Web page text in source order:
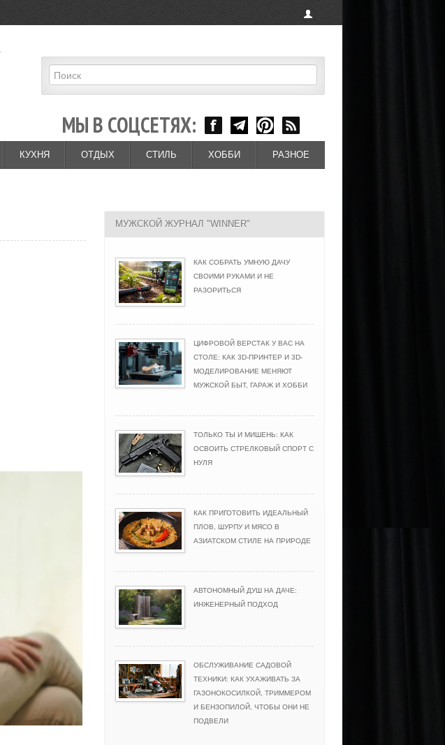
МЫ В СОЦСЕТЯХ:
КУХНЯ ОТДЫХ СТИЛЬ ХОББИ РАЗНОЕ
МУЖСКОЙ ЖУРНАЛ "WINNER"
КАК СОБРАТЬ УМНУЮ ДАЧУ
СВОИМИ РУКАМИ И НЕ
РАЗОРИТЬСЯ
ЦИФРОВОЙ ВЕРСТАК У ВАС НА
СТОЛЕ: КАК 3D-ПРИНТЕР И 3D-
МОДЕЛИРОВАНИЕ МЕНЯЮТ
МУЖСКОЙ БЫТ, ГАРАЖ И ХОББИ
ТОЛЬКО ТЫ И МИШЕНЬ: КАК
ОСВОИТЬ СТРЕЛКОВЫЙ СПОРТ С
НУЛЯ
КАК ПРИГОТОВИТЬ ИДЕАЛЬНЫЙ
ПЛОВ, ШУРПУ И МЯСО В
АЗИАТСКОМ СТИЛЕ НА ПРИРОДЕ
АВТОНОМНЫЙ ДУШ НА ДАЧЕ:
ИНЖЕНЕРНЫЙ ПОДХОД
ОБСЛУЖИВАНИЕ САДОВОЙ
ТЕХНИКИ: КАК УХАЖИВАТЬ ЗА
ГАЗОНОКОСИЛКОЙ, ТРИММЕРОМ
И БЕНЗОПИЛОЙ, ЧТОБЫ ОНИ НЕ
ПОДВЕЛИ